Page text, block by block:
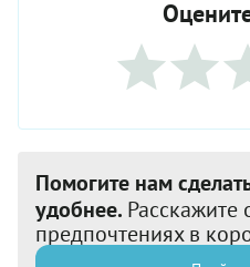
Помогите нам
удобнее. Расскажите
предпочтениях в